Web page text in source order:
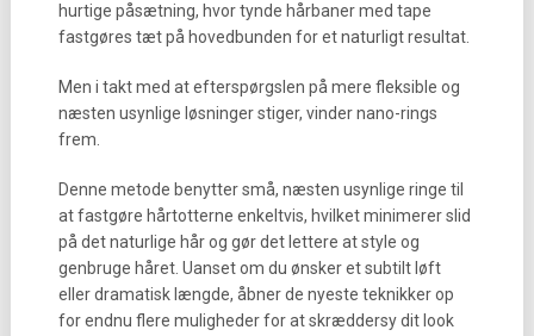
hurtige påsætning, hvor tynde hårbaner med tape
fastgøres tæt på hovedbunden for et naturligt resultat.
Men i takt med at efterspørgslen på mere fleksible og
næsten usynlige løsninger stiger, vinder nano-rings
frem.
Denne metode benytter små, næsten usynlige ringe til
at fastgøre hårtotterne enkeltvis, hvilket minimerer slid
på det naturlige hår og gør det lettere at style og
genbruge håret. Uanset om du ønsker et subtilt løft
eller dramatisk længde, åbner de nyeste teknikker op
for endnu flere muligheder for at skræddersy dit look